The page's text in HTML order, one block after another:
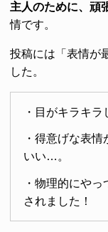
主人のために、頑
情です。
投稿には「表情が
した。
・目がキラキ
・得意げな表
いい…。
・物理的にや
されました！